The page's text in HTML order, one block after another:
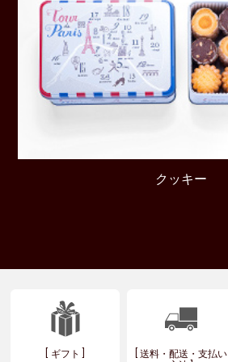
クッキー
ギフト
送料・配送・支払い